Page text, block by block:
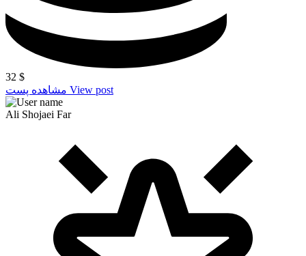
32 $
مشاهده پست View post
Ali Shojaei Far